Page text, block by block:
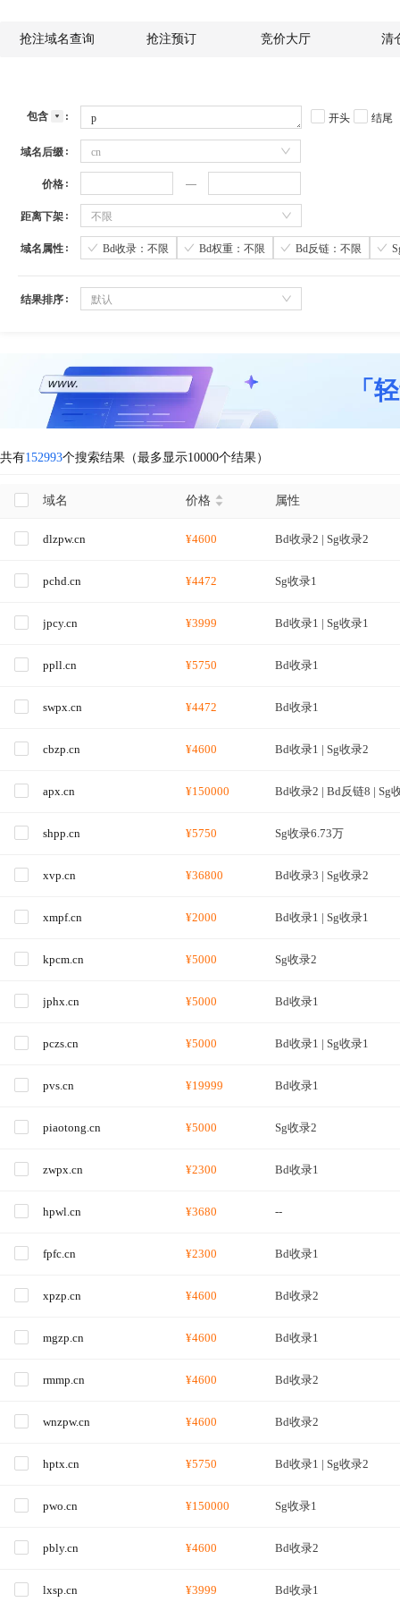
抢注域名查询 抢注预订 竞价大厅 清
包含 开头 结尾
域名后缀 cn
价格
距离下架 不限
域名属性 Bd收录：不限 Bd权重：不限 Bd反链：不限
结果排序 默认
「
共有152993个搜索结果（最多显示10000个结果）
域名 价格 属性
dlzpw.cn ¥4600 Bd收录2 | Sg收录2
pchd.cn ¥4472 Sg收录1
jpcy.cn ¥3999 Bd收录1 | Sg收录1
ppll.cn ¥5750 Bd收录1
swpx.cn ¥4472 Bd收录1
cbzp.cn ¥4600 Bd收录1 | Sg收录2
apx.cn ¥150000 Bd收录2 | Bd反链8 | Sg
shpp.cn ¥5750 Sg收录6.73万
xvp.cn ¥36800 Bd收录3 | Sg收录2
xmpf.cn ¥2000 Bd收录1 | Sg收录1
kpcm.cn ¥5000 Sg收录2
jphx.cn ¥5000 Bd收录1
pczs.cn ¥5000 Bd收录1 | Sg收录1
pvs.cn ¥19999 Bd收录1
piaotong.cn ¥5000 Sg收录2
zwpx.cn ¥2300 Bd收录1
hpwl.cn ¥3680 --
fpfc.cn ¥2300 Bd收录1
xpzp.cn ¥4600 Bd收录2
mgzp.cn ¥4600 Bd收录1
rmmp.cn ¥4600 Bd收录2
wnzpw.cn ¥4600 Bd收录2
hptx.cn ¥5750 Bd收录1 | Sg收录2
pwo.cn ¥150000 Sg收录1
pbly.cn ¥4600 Bd收录2
lxsp.cn ¥3999 Bd收录1